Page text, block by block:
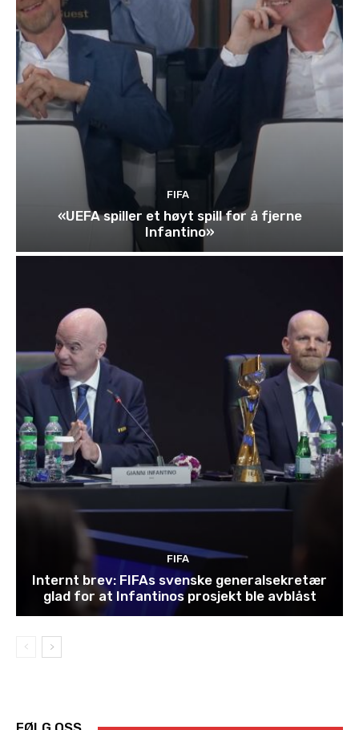
FIFA
«UEFA spiller et høyt spill for å fjerne
Infantino»
FIFA
Internt brev: FIFAs svenske generalsekretær
glad for at Infantinos prosjekt ble avblåst